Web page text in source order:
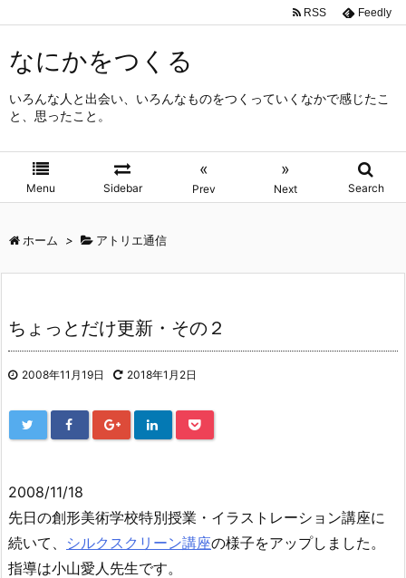
なにかをつくる
いろんな人と出会い、いろんなものをつくっていくなかで感じたこ
と、思ったこと。
Menu Sidebar
«
Prev
»
Next Search
RSS Feedly
ホーム > アトリエ通信
ちょっとだけ更新・その２
2008年11月19日 2018年1月2日
2008/11/18
先日の創形美術学校特別授業・イラストレーション講座に
続いて、 シルクスクリーン講座の様子をアップしました。
指導は小山愛人先生です。